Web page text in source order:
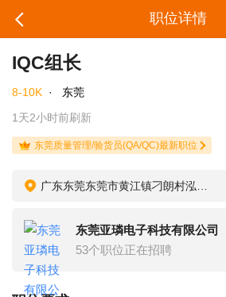
职位详情
IQC组长
8-10K ·
东莞
1天2小时前刷新
东莞质量管理/验货员(QA/QC)最新职位
东莞亚璘电子科技有限公司
53个职位正在招聘